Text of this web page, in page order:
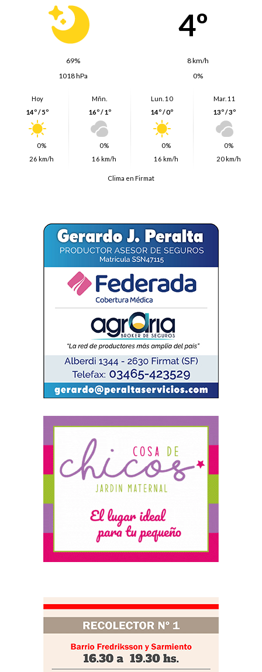
4º
69%
8 km/h
1018 hPa
0%
Hoy
14º / 5º
0%
26 km/h
Mñn.
16º / 1º
0%
16 km/h
Lun. 10
14º / 0º
0%
16 km/h
Mar. 11
13º / 3º
0%
20 km/h
Clima en Firmat